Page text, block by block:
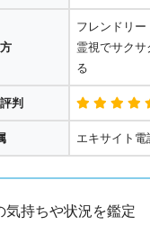
フレンドリー
霊視でサク
る
判
エキサイト電
気持ちや状況を鑑定